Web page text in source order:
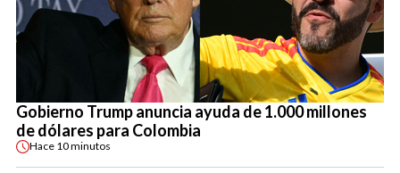
Gobierno Trump anuncia ayuda de 1.000 millones
de dólares para Colombia
Hace 10 minutos